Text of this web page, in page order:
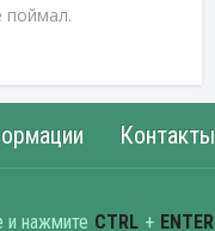
поймал.
Контакты